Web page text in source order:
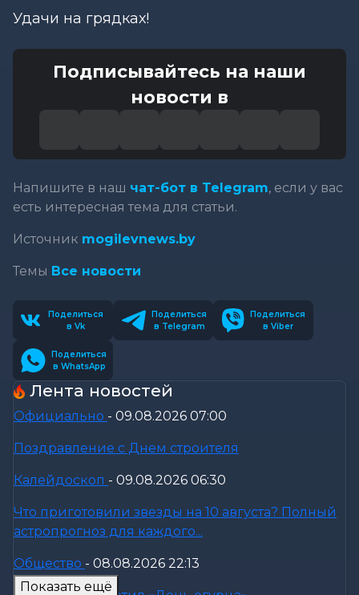
Удачи на грядках!
Подписывайтесь на наши
новости в
Напишите в наш чат-бот в Telegram, если у вас
есть интересная тема для статьи.
Источник mogilevnews.by
Темы Все новости
Поделиться
в Vk
Поделиться
в Telegram
Поделиться
в Viber
Поделиться
в WhatsApp
Лента новостей
Официально - 09.08.2026 07:00
Поздравление с Днем строителя
Калейдоскоп - 09.08.2026 06:30
Что приготовили звезды на 10 августа? Полный
астропрогноз для каждого...
Общество - 08.08.2026 22:13
Показать ещё